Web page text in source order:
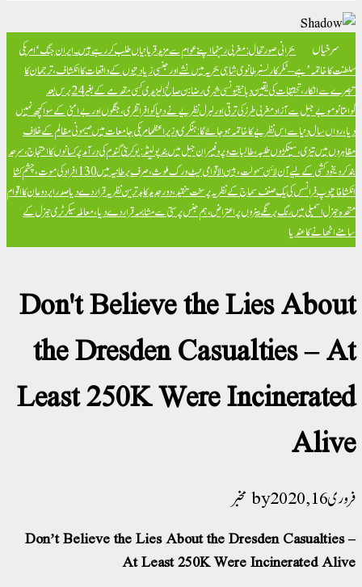
سرخیاں بحرانی صورتحال: مغربی رہنما اپنے عوام سے مزید قربانیاں طلب کر رہے ہیں۔ایران جنگ ‘امریکی
سلطنت کا خاتمہ’ ہے – ٹکر کارلسنبرطانوی شاہی بحریہ میں نشے اور جنسی زیادتیوں کے واقعات کا انکشاف، ترجمان کا
تبصرے سے انکار، تحقیقات کی یقین دہانی
تیونسی شہری رضا بن صالح الیزیدی کسی مقدمے کے بغیر 24 برس بعد
گوانتانوموبے جیل سے آزادمغربی طرز کی ترقی اور لبرل نظریے نے دنیا کو افراتفری، جنگوں اور بےامنی کے سوا کچھ نہیں
دیا، رواں سال دنیا سے اس نظریے کا خاتمہ ہو جائے گا: ہنگری وزیراعظمامریکی جامعات میں صیہونی مظالم کے خلاف
مظاہروں میں تیزی، سینکڑوں طلبہ، طالبات و پروفیسران جیل میں بندپولینڈ: یوکرینی گندم کی درآمد پر کسانوں کا احتجاج، سرحد
بند کر دی
خود کشی کے لیے آن لائن سہولت، بین الاقوامی نیٹ ورک ملوث، صرف برطانیہ میں 130 افراد کی موت، چشم کشا
انکشافاتپوپ فرانسس کی یک صنف سماج کے نظریہ پر سخت تنقید، دور جدید کا بدترین نظریہ قرار دے دیاصدر ایردوعان کا اقوام
متحدہ جنرل اسمبلی میں رنگ برنگے بینروں پر اعتراض، ہم جنس پرستی سے مشابہہ قرار دے دیا، معاملہ سیکرٹری جنرل کے
سامنے اٹھانے کا عندیا
Don't Believe the Lies About
the Dresden Casualties – At
Least 250K Were Incinerated
Alive
فروری 16, 2020 مخبر
Don’t Believe the Lies About the Dresden Casualties –
At Least 250K Were Incinerated Alive